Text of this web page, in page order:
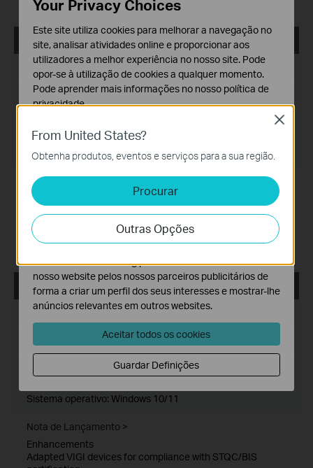
support page on the official website.
VIGI PC Client_x64_1.10.13
Data de Publicação: 2025-09-19
Idioma:Multi-Idiomas
Sistema operativo: Windows 10/11
Nota de Lançamento >
Enhancements
certification.
Bug Fixes
VIGI PC Client_x64_1.10.12
Data de Publicação:2025-09-10
Idioma: Multi-Idiomas
223.80 MB
Sistema operativo: Windows 10/11
Nota de Lançamento >
Enhancements
Adapted VIGI devices for compliance with STQC/BIS
From United States?
Obtenha produtos, eventos e serviços para a sua região.
Procurar
Outras Opções
Close
Your Privacy Choices
Este site utiliza cookies para melhorar a navegação no
site, analisar atividades online e proporcionar aos
utilizadores a melhor experiência no nosso site. Pode
opor-se à utilização de cookies a qualquer momento.
Pode aprender mais informações no nosso política de
privacidade.
Os cookies são necessários para o funcionamento do
website e não podem ser desativados nos seus
Cookies de Análise e Marketing
Os cookies de analise permite-nos analisar as suas
atividades no nosso website para melhorar e ajustar a
funcionalidade do nosso website.
O cookies de marketing podem ser definidos através do
nosso website pelos nossos parceiros publicitários de
forma a criar um perfil dos seus interesses e mostrar-lhe
anúncios relevantes em outros websites.
Aceitar todos os cookies
Guardar Definições